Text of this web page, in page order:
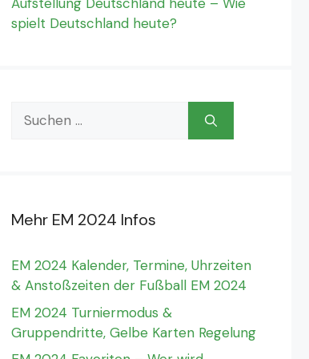
spielt Deutschland heute?
Suchen
nach:
Mehr EM 2024 Infos
EM 2024 Kalender, Termine, Uhrzeiten
& Anstoßzeiten der Fußball EM 2024
EM 2024 Turniermodus &
Gruppendritte, Gelbe Karten Regelung